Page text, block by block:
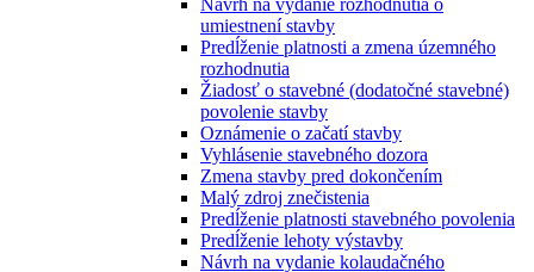
Návrh na vydanie rozhodnutia o
umiestnení stavby
Predĺženie platnosti a zmena územného
rozhodnutia
Žiadosť o stavebné (dodatočné stavebné)
povolenie stavby
Oznámenie o začatí stavby
Vyhlásenie stavebného dozora
Zmena stavby pred dokončením
Malý zdroj znečistenia
Predĺženie platnosti stavebného povolenia
Predĺženie lehoty výstavby
Návrh na vydanie kolaudačného